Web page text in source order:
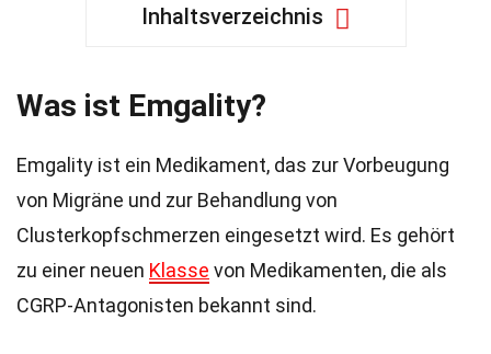
Inhaltsverzeichnis
Was ist Emgality?
Emgality ist ein Medikament, das zur Vorbeugung
von Migräne und zur Behandlung von
Clusterkopfschmerzen eingesetzt wird. Es gehört
zu einer neuen Klasse von Medikamenten, die als
CGRP-Antagonisten bekannt sind.